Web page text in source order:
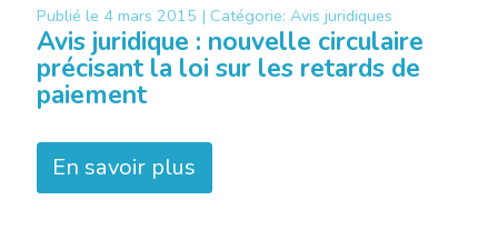
Publié le 4 mars 2015 | Catégorie: Avis juridiques
Avis juridique : nouvelle circulaire
précisant la loi sur les retards de
paiement
En savoir plus